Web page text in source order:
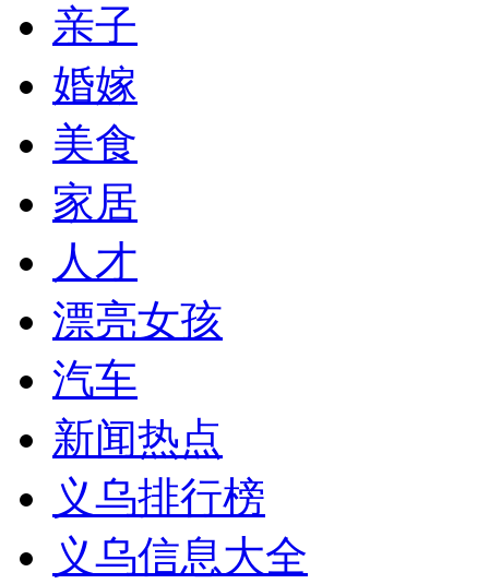
亲子
婚嫁
美食
家居
人才
漂亮女孩
汽车
新闻热点
义乌排行榜
义乌信息大全